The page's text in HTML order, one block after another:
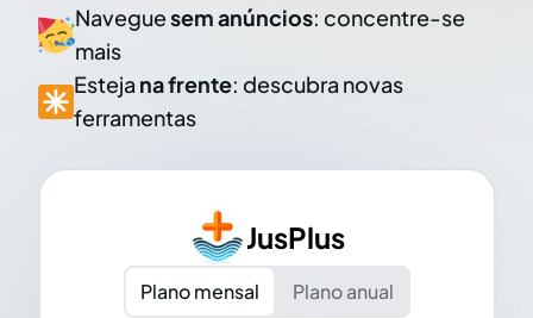
Naveguesem anúncios: concentre-se
mais
Esteja na frente: descubra novas
ferramentas
JusPlus
Plano mensal
Plano anual